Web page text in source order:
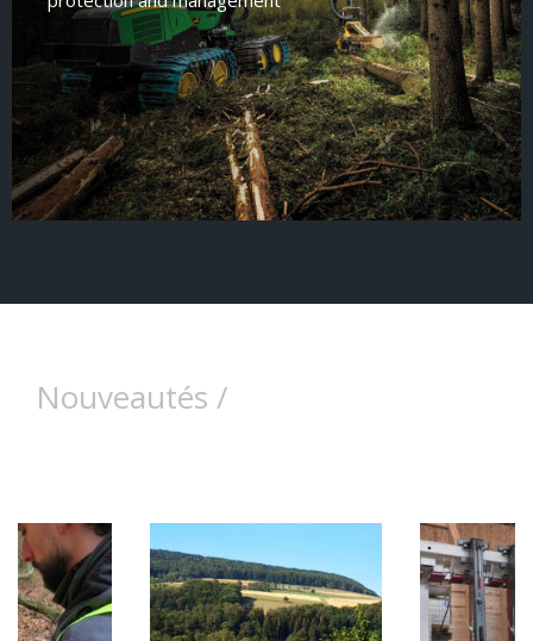
Nouveautés /